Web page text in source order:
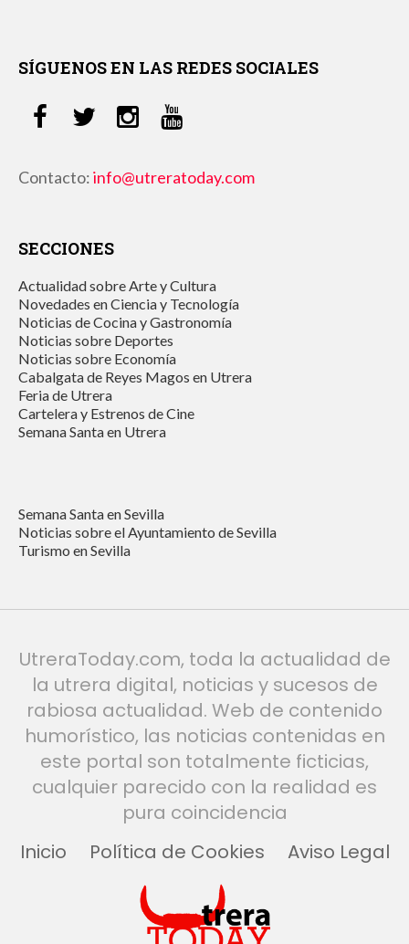
SÍGUENOS EN LAS REDES SOCIALES
Contacto:info@utreratoday.com
SECCIONES
Actualidad sobre Arte y Cultura
Novedades en Ciencia y Tecnología
Noticias de Cocina y Gastronomía
Noticias sobre Deportes
Noticias sobre Economía
Cabalgata de Reyes Magos en Utrera
Feria de Utrera
Cartelera y Estrenos de Cine
Semana Santa en Utrera
Semana Santa en Sevilla
Noticias sobre el Ayuntamiento de Sevilla
Turismo en Sevilla
UtreraToday.com, toda la actualidad de
la utrera digital, noticias y sucesos de
rabiosa actualidad. Web de contenido
humorístico, las noticias contenidas en
este portal son totalmente ficticias,
cualquier parecido con la realidad es
pura coincidencia
Inicio
Política de Cookies Aviso Legal